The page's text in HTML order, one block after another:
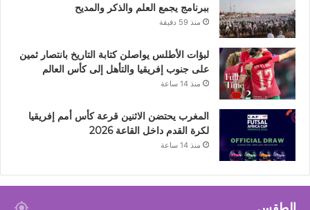
ببرنامج يجمع العلم والذكر والمديح
منذ 59 دقيقة
لبؤات الأطلس يواصلن كتابة التاريخ بانتصار ثمين
على جنوب إفريقيا والتأهل إلى كأس العالم
منذ 14 ساعة
المغرب يحتضن الاثنين قرعة كأس أمم إفريقيا
لكرة القدم داخل القاعة 2026
منذ 14 ساعة